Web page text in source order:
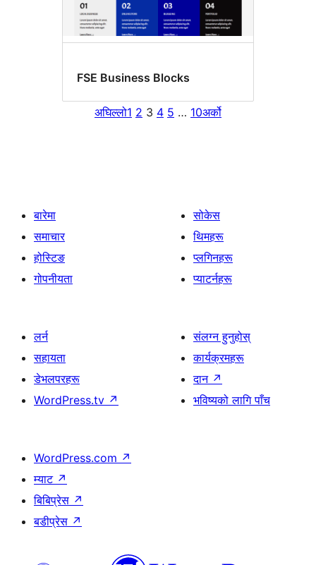
FSE Business Blocks
अघिल्लो1 2 3 4 5 … 10अर्को
बारेमा
समाचार
होस्टिङ
गोपनीयता
सोकेस
थिमहरू
प्लगिनहरू
प्याटर्नहरू
लर्न
सहायता
डेभलपरहरू
WordPress.tv ↗
संलग्न हुनुहोस्
कार्यक्रमहरू
दान ↗
भविष्यको लागि पाँच
WordPress.com ↗
म्याट ↗
बिबिप्रेस ↗
बडीप्रेस ↗